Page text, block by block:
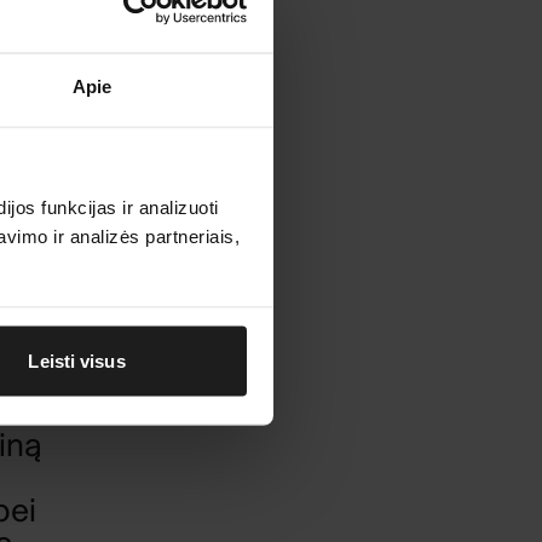
Apie
funkcijas ir analizuoti
ir analizės partneriais,
Leisti visus